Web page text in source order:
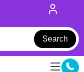
Search